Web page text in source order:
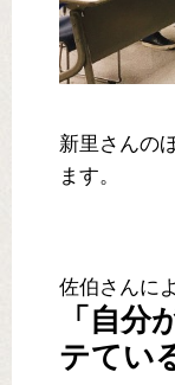
新里さんの
ます。
佐伯さんに
「自分
テてい